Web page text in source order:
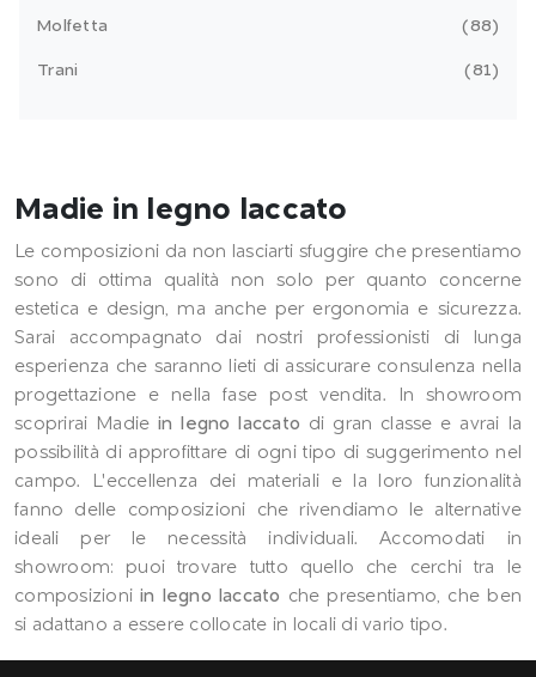
Molfetta 88
Trani 81
Madie in legno laccato
Le composizioni da non lasciarti sfuggire che presentiamo
sono di ottima qualità non solo per quanto concerne
estetica e design, ma anche per ergonomia e sicurezza.
Sarai accompagnato dai nostri professionisti di lunga
esperienza che saranno lieti di assicurare consulenza nella
progettazione e nella fase post vendita. In showroom
scoprirai Madiein legno laccato di gran classe e avrai la
possibilità di approfittare di ogni tipo di suggerimento nel
campo. L'eccellenza dei materiali e la loro funzionalità
fanno delle composizioni che rivendiamo le alternative
ideali per le necessità individuali. Accomodati in
showroom: puoi trovare tutto quello che cerchi tra le
composizioniin legno laccato che presentiamo, che ben
si adattano a essere collocate in locali di vario tipo.